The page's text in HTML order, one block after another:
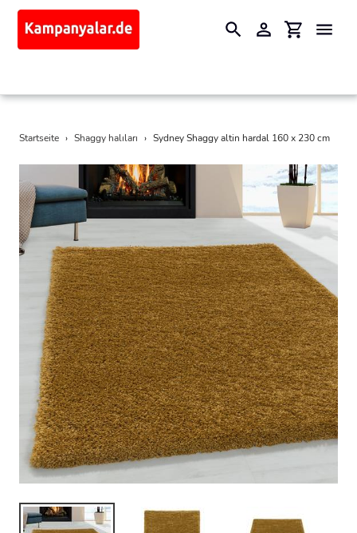
Direkt
Inhalt
SuchenEinloggen
Startseite › Shaggy halıları › Sydney Shaggy altin hardal 160 x 230 cm